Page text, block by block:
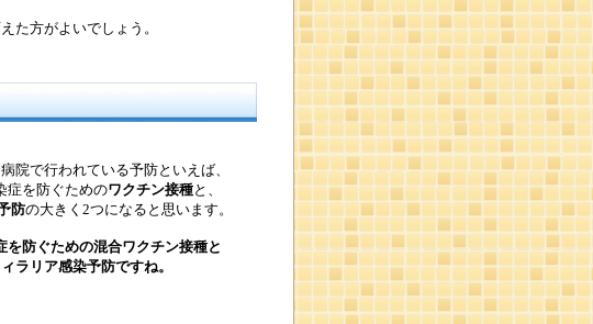
た方がよいでしょう。
院で行われている予防といえば、
症を防ぐためのワクチン接種と、
防の大きく2つになると思います。
を防ぐための混合ワクチン接種と
ラリア感染予防ですね。